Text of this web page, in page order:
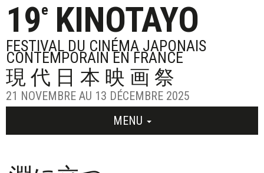
19eKINOTAYO
FESTIVAL DU CINÉMA JAPONAIS
CONTEMPORAIN EN FRANCE
現代日本映画祭
21 NOVEMBRE AU 13 DÉCEMBRE 2025
MENU